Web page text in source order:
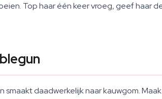
Top haar één keer vroeg, geef haar
smaakt daadwerkelijk naar kauwgom.